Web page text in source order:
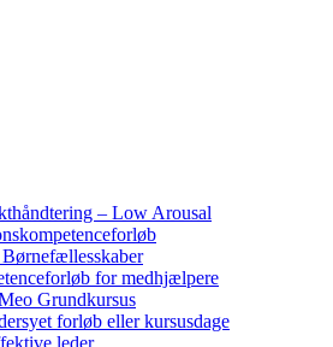
– Low Arousal
for medhjælpere
Grundkursus
forløb eller kursusdage
leder